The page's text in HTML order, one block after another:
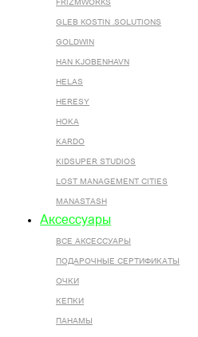
FRIZMWORKS
GLEB KOSTIN .SOLUTIONS
GOLDWIN
HAN KJOBENHAVN
HELAS
HERESY
HOKA
KARDO
KIDSUPER STUDIOS
LOST MANAGEMENT CITIES
MANASTASH
Аксессуары
ВСЕ AКСЕССУАРЫ
ПОДАРОЧНЫЕ СЕРТИФИКАТЫ
ОЧКИ
КЕПКИ
ПАНАМЫ